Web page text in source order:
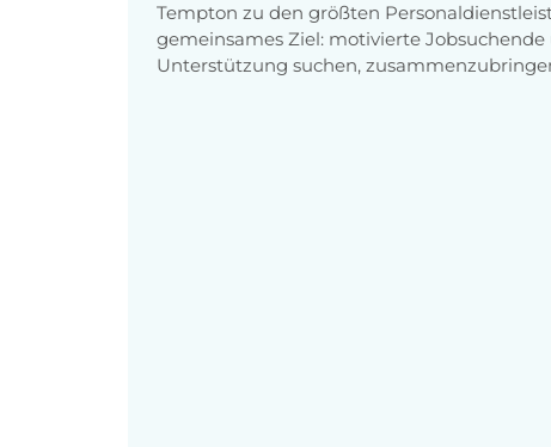
Tempton zu den größten
gemeinsames Ziel: motivierte
Unterstützung suchen,